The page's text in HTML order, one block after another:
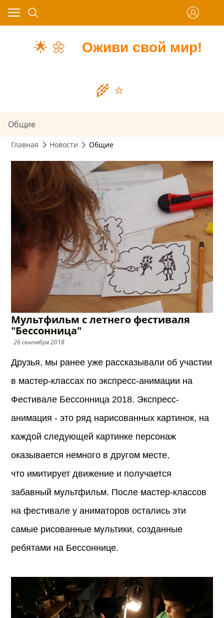
🌟 🌼 Оживи свой мир!
🌾 ⭐️
Общие
Главная Новости Общие
Мультфильм с летнего фестиваля
"Бессонница"
26 сентября 2018
Друзья, мы ранее уже рассказывали об участии
в мастер-классах по экспресс-анимации на
Фестивале Бессонница 2018. Экспресс-
анимация - это ряд нарисованных картинок, на
каждой следующей картинке персонаж
оказывается немного в другом месте,
что имитирует движение и получается
забавный мультфильм. После мастер-классов
на фестивале у аниматоров остались эти
самые рисованные мультики, созданные
ребятами на Бесcоннице.